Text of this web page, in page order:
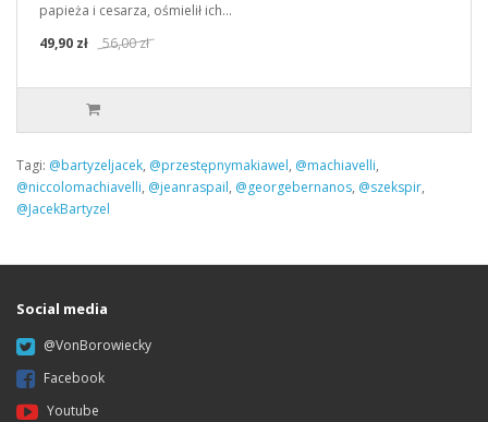
papieża i cesarza, ośmielił ich…
49,90 zł
56,00 zł
Tagi: @bartyzeljacek, @przestępnymakiawel, @machiavelli,
@niccolomachiavelli, @jeanraspail, @georgebernanos, @szekspir,
@JacekBartyzel
Social media
@VonBorowiecky
Facebook
Youtube